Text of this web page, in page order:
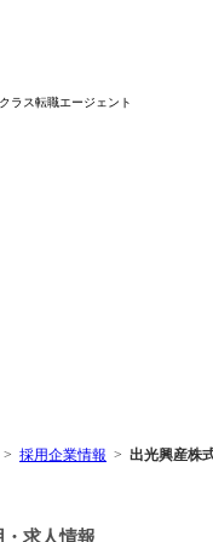
ラス転職エージェント
採用企業情報 出光興産株
求人情報